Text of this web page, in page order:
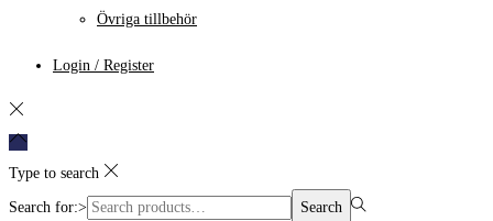
Övriga tillbehör
Login / Register
Type to search
Search for:> Search